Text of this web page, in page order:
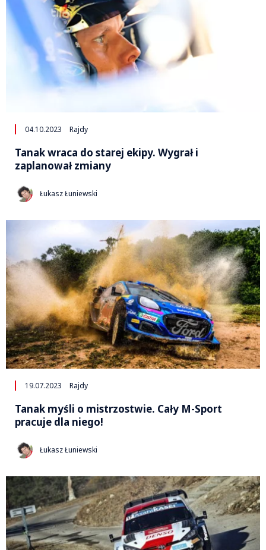
04.10.2023 Rajdy
Tanak wraca do starej ekipy. Wygrał i
zaplanował zmiany
Łukasz Łuniewski
19.07.2023 Rajdy
Tanak myśli o mistrzostwie. Cały M-Sport
pracuje dla niego!
Łukasz Łuniewski